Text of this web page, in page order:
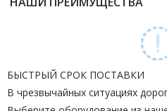
БЫСТРЫЙ СРОК ПОСТАВКИ
В чрезвычайных ситуациях